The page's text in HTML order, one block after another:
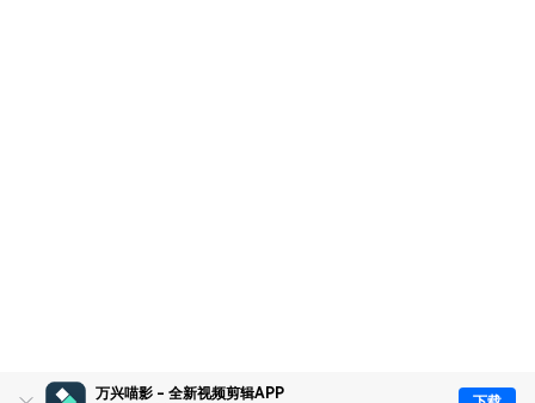
万兴喵影 - 全新视频剪辑APP